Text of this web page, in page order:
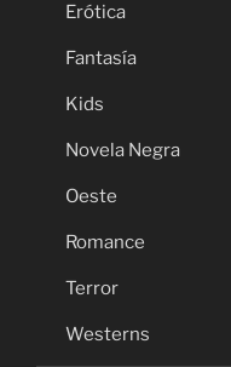
Erótica
Fantasía
Kids
Novela Negra
Oeste
Romance
Terror
Westerns